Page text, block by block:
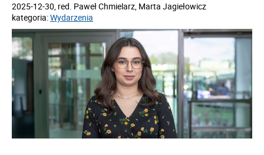
2025-12-30, red. Paweł Chmielarz, Marta Jagiełowicz
kategoria:Wydarzenia